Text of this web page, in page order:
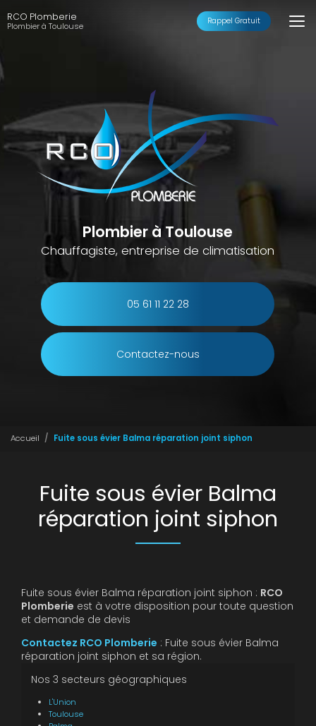
au
contenu
RCO Plomberie
Plombier à Toulouse Rappel Gratuit
Plombier à Toulouse
Chauffagiste, entreprise de climatisation
05 61 11 22 28
Contactez-nous
Accueil Fuite sous évier Balma réparation joint siphon
Fuite sous évier Balma
réparation joint siphon
Fuite sous évier Balma réparation joint siphon : RCO
Plomberie est à votre disposition pour toute question
et demande de devis
Contactez RCO Plomberie : Fuite sous évier Balma
réparation joint siphon et sa région.
Nos 3 secteurs géographiques
L'Union
Toulouse